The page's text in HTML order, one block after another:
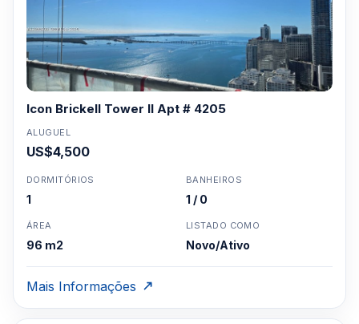
Icon Brickell Tower II Apt # 4205
ALUGUEL
US$4,500
DORMITÓRIOS
1
BANHEIROS
1 / 0
ÁREA
96 m2
LISTADO COMO
Novo/Ativo
Mais Informações